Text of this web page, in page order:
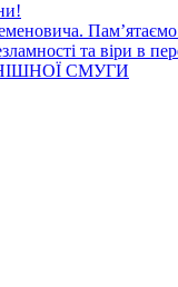
та віри в
СМУГИ